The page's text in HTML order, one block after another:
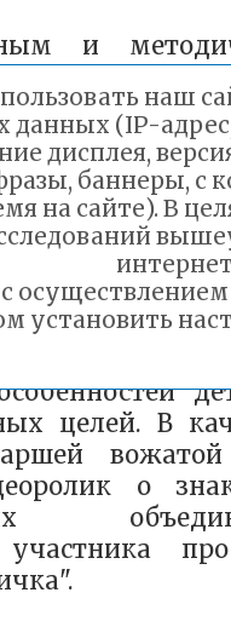
и
старшей
40
и
целей. В
о
наш
данных (IP-
дисплея,
баннеры, с
на сайте). В
с
установить